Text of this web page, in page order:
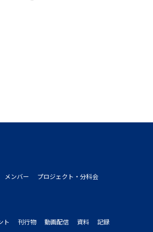
メンバー プロジェクト・分科会
ト 刊行物 動画配信 資料
記録